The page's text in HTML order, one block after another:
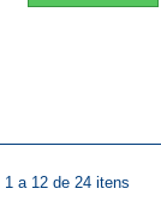
1 a 12 de 24 itens